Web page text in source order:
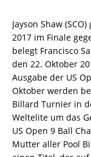
Jayson Shaw
2017 im Finale
belegt Francisco
den 22. Oktober
Ausgabe der US
Oktober werden
Billard Turnier in
Weltelite um das
US Open 9 Ball
Mutter aller Pool